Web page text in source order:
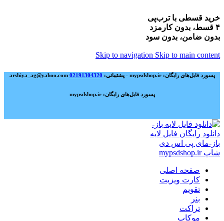
خرید قسطی با ترب‌پی
۴ قسط، بدون کارمزد
بدون ضامن، بدون سود
Skip to navigation Skip to main content
پسورد فایل‌های رایگان: mypsdshop.ir - پشتیبانی: arshiya_ag@yahoo.com 02191304320
پسورد فایل‌های رایگان: mypsdshop.ir
صفحه اصلی
کارت ویزیت
تقویم
بنر
تراکت
موکاپ